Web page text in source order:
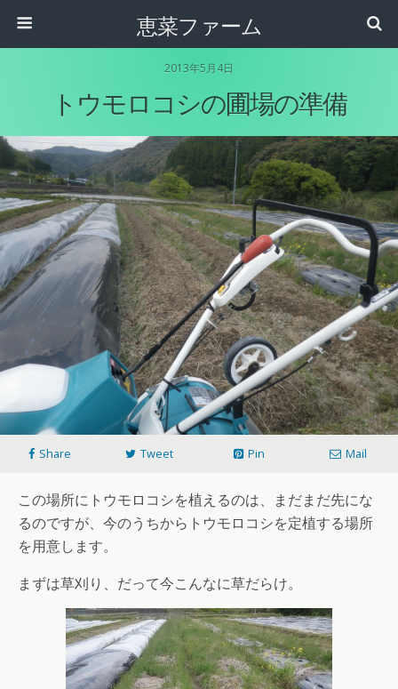
恵菜ファーム
2013年5月4日
トウモロコシの圃場の準備
Share Tweet Pin Mail
この場所にトウモロコシを植えるのは、まだまだ先にな
るのですが、今のうちからトウモロコシを定植する場所
を用意します。
まずは草刈り、だって今こんなに草だらけ。